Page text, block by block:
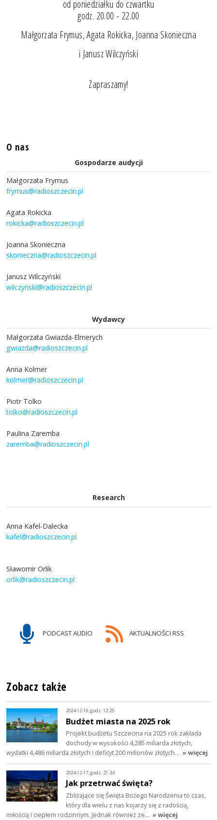
od poniedziałku do czwartku
godz. 20.00 - 22.00
Małgorzata Frymus, Agata Rokicka, Joanna Skonieczna
i Janusz Wilczyński
Zapraszamy!
O nas
Gospodarze audycji
Małgorzata Frymus
frymus@radioszczecin.pl
Agata Rokicka
rokicka@radioszczecin.pl
Joanna Skonieczna
skonieczna@radioszczecin.pl
Janusz Wilczyński
wilczynski@radioszczecin.pl
Wydawcy
Małgorzata Gwiazda-Elmerych
gwiazda@radioszczecin.pl
Anna Kolmer
kolmer@radioszczecin.pl
Piotr Tolko
tolko@radioszczecin.pl
Paulina Zaremba
zaremba@radioszczecin.pl
Research
Anna Kafel-Dalecka
kafel@radioszczecin.pl
Sławomir Orlik
orlik@radioszczecin.pl
PODCAST AUDIO AKTUALNOŚCI RSS
Zobacz także
2024-12-19, godz. 12:25
Budżet miasta na 2025 rok
Projekt budżetu Szczecina na 2025 rok zakłada
dochody w wysokości 4,285 miliarda złotych,
wydatki 4,486 miliarda złotych i deficyt 200 milionów złotych… » więcej
2024-12-17, godz. 21:34
Jak przetrwać święta?
Zbliżające się Święta Bożego Narodzenia to czas,
który dla wielu z nas kojarzy się z radością,
miłością i ciepłem rodzinnym. Jednak również ze… » więcej